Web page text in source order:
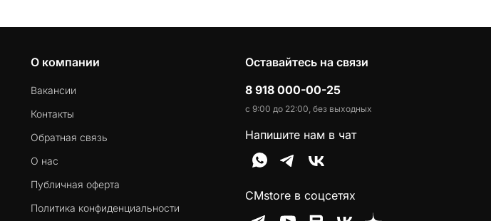
О компании
Вакансии
Контакты
Обратная связь
О нас
Публичная оферта
Политика конфиденциальности
Оставайтесь на связи
8 918 000-00-25
с 9:00 до 22:00, без выходных
Напишите нам в чат
CMstore в соцсетях